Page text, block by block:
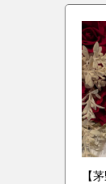
【